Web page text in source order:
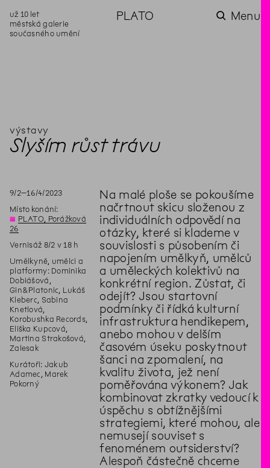
už 10 let
městská galerie
současného umění
PLATO Menu
výstavy
Slyším růst trávu
9/2–16/4/2023
Místo konání:
◊ PLATO, Porážková
26
Vernisáž 8/2 v 18 h
Umělkyně, umělci a
platformy: Dominika
Dobiášová,
Gin&Platonic, Lukáš
Kleberc, Sabina
Knetlová,
Korobushka Records,
Eliška Kupcová,
Martina Strakošová,
Zalesak
Kurátoři: Jakub
Adamec, Marek
Pokorný
Na malé ploše se pokoušíme
načrtnout skicu složenou z
individuálních odpovědí na
otázky, které si klademe v
souvislosti s působením či
napojením umělkyň, umělců
a uměleckých kolektivů na
konkrétní region. Zůstat, či
odejít? Jsou startovní
podmínky či řídká kulturní
infrastruktura hendikepem,
anebo mohou v delším
časovém úseku poskytnout
šanci na zpomalení, na
kvalitu života, jež není
poměřována výkonem? Jak
kombinovat zkratky vedoucí k
úspěchu s obtížnějšími
strategiemi, které mohou, ale
nemusejí souviset s
fenoménem outsiderství?
Alespoň částečně chceme